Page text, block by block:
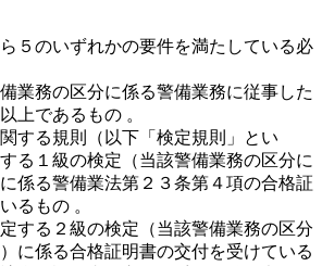
５のいずれかの要件を満たしている必
業務の区分に係る警備業務に従事した
上であるもの 。
する規則（以下「検定規則」とい
る１級の検定（当該警備業務の区分に
係る警備業法第２３条第４項の合格証
るもの 。
する２級の検定（当該警備業務の区分
に係る合格証明書の交付を受けている